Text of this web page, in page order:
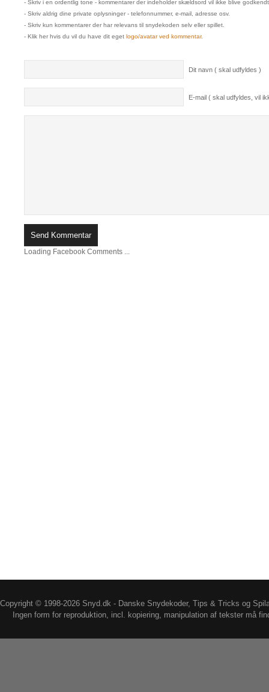
- Skriv i en ordentlig tone - kommentarer der indeholder skældsord vil ikke blive
- Skriv aldrig dine private oplysninger - telefonnummer, e-mail, adresse osv.
- Skriv kun kommentarer der har relevans til snydekoden selv eller spillet.
- Klik her hvis du vil du have dit eget logo/avatar ved kommentar.
Dit navn ( skal udfyldes )
E-mail ( skal udfyldes, vil
Loading Facebook Comments ...
Copyright © 1998-2026 Snyd.dk - Danske Snydekoder, Tips & Tricks og
Ingen form for reproduktion, incl. kopiering, manipulation af tekster må